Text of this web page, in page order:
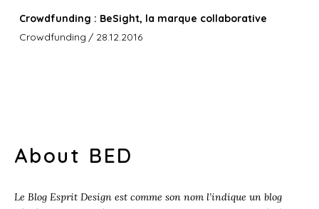
Crowdfunding : BeSight, la marque collaborative
Crowdfunding / 28.12.2016
About BED
Le Blog Esprit Design est comme son nom l’indique un blog